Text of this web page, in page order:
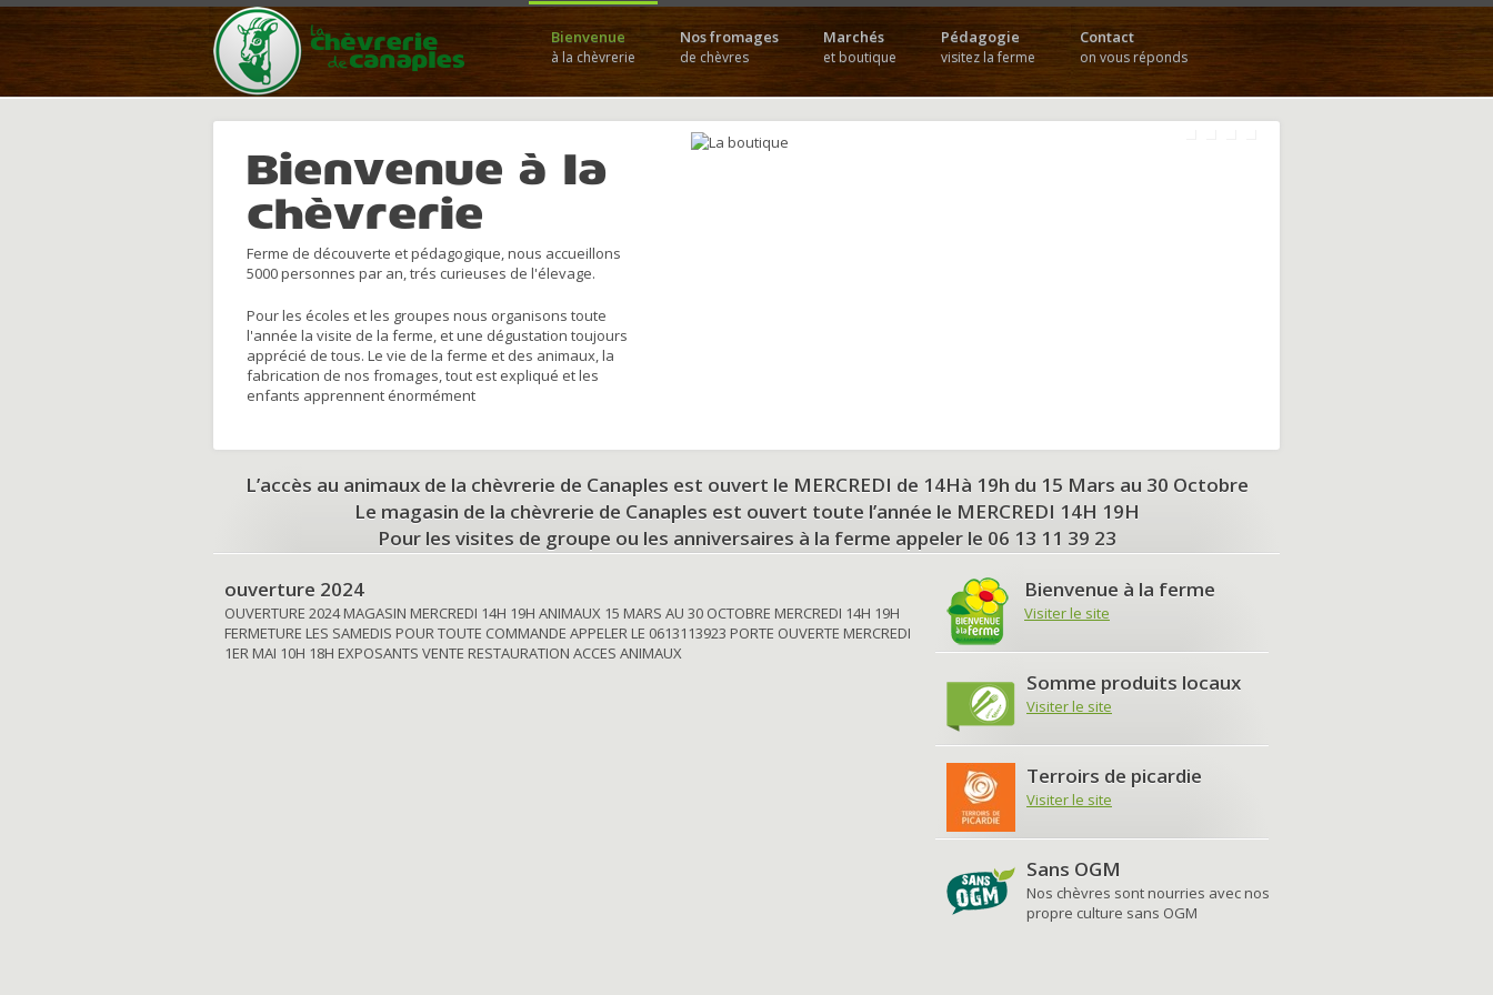
Bienvenue
à la chèvrerie
Nos fromages
de chèvres
Marchés
et boutique
Pédagogie
visitez la ferme
Contact
on vous réponds
Bienvenue à la
chèvrerie
Ferme de découverte et pédagogique, nous accueillons
5000 personnes par an, trés curieuses de l'élevage.
Pour les écoles et les groupes nous organisons toute
l'année la visite de la ferme, et une dégustation toujours
apprécié de tous. Le vie de la ferme et des animaux, la
fabrication de nos fromages, tout est expliqué et les
enfants apprennent énormément
L’accès au animaux de la chèvrerie de Canaples est ouvert le MERCREDI de 14Hà 19h du 15 Mars au 30 Octobre
Le magasin de la chèvrerie de Canaples est ouvert toute l’année le MERCREDI 14H 19H
Pour les visites de groupe ou les anniversaires à la ferme appeler le 06 13 11 39 23
ouverture 2024
OUVERTURE 2024 MAGASIN MERCREDI 14H 19H ANIMAUX 15 MARS AU 30 OCTOBRE MERCREDI 14H 19H
FERMETURE LES SAMEDIS POUR TOUTE COMMANDE APPELER LE 0613113923 PORTE OUVERTE MERCREDI
1ER MAI 10H 18H EXPOSANTS VENTE RESTAURATION ACCES ANIMAUX
Bienvenue à la ferme
Visiter le site
Somme produits locaux
Visiter le site
Terroirs de picardie
Visiter le site
Sans OGM
Nos chèvres sont nourries avec nos
propre culture sans OGM